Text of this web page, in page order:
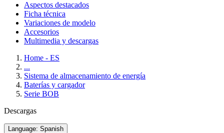
Aspectos destacados
Ficha técnica
Variaciones de modelo
Accesorios
Multimedia y descargas
Home - ES
...
Sistema de almacenamiento de energía
Baterías y cargador
Serie BOB
Descargas
Language: Spanish